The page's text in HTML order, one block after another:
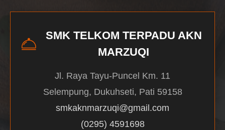
SMK TELKOM TERPADU AKN
MARZUQI
Jl. Raya Tayu-Puncel Km. 11
Selempung, Dukuhseti, Pati 59158
smkaknmarzuqi@gmail.com
(0295) 4591698